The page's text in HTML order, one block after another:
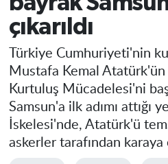
çıkarıldı
Türkiye Cumhuriyeti'nin
Mustafa Kemal
Kurtuluş Mücadelesi'ni
Samsun'a ilk adımı attığı
İskelesi'nde, Atatürk'ü
askerler tarafından karaya
Salihli
Saruhanlı
Soma
Resmi İlanlar
Süper Lig Puan Durumu
Tüm Manşetler
Son Dakika Haberleri
Haber Arşivi